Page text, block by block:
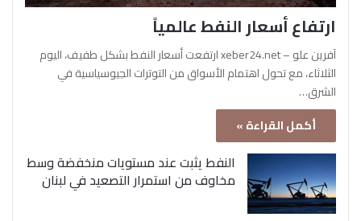
ارتفاع أسعار النفط عالمياً
آفرين علو – xeber24.net ارتفعت أسعار النفط بشكل طفيف، اليوم
الثلاثاء، مع تحول اهتمام الأسواق من التوترات الجيوسياسية في
الشرق…
أكمل القراءة »
النفط يثبت عند مستويات منخفضة وسط
مخاوف من استمرار التصعيد في لبنان